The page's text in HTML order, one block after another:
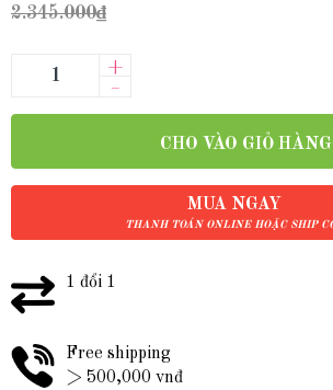
2.345.000₫
–
+
CHO VÀO GIỎ HÀNG
MUA NGAY
THANH TOÁN ONLINE HOẶC SHIP
1 đổi 1
Free shipping
> 500,000 vnđ